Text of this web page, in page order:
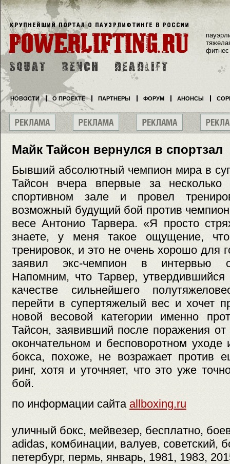
Майк Тайсон вернулся в спортзал
Бывший абсолютный чемпион мира в
Тайсон вчера впервые за
спортивном зале и провел
возможный будущий бой против
весе Антонио Тарвера. «Я просто
знаете, у меня такое ощущение,
тренировок, и это не очень хорошо для
заявил экс-чемпион в интервью
Напомним, что Тарвер,
качестве сильнейшего
перейти в супертяжелый вес и хочет
новой весовой категории именно
Тайсон, заявивший после поражения
окончательном и бесповоротном уходе
бокса, похоже, не возражает против
ринг, хотя и уточняет, что это уже
бой.
по информации сайта allboxing.ru
уличный бокс, мейвезер, бесплатно,
adidas, комбинации, валуев, советский,
петербург, пермь, январь, 1981, 1983,
фитнес
НОВОСТИ О ПРОЕКТЕ ПАРТНЕРЫ ФОРУМ АНОНСЫ